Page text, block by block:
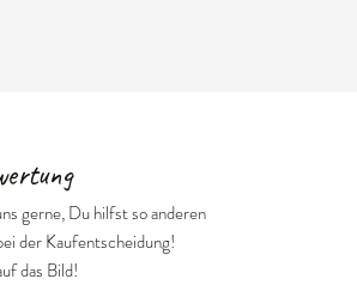
gerne, Du hilfst so anderen
der Kaufentscheidung!
das Bild!